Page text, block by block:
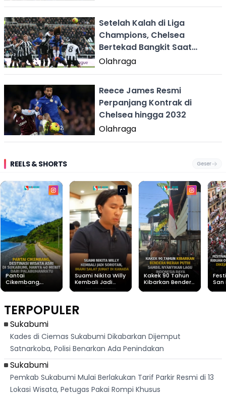
Setelah Kalah di Liga
Champions, Chelsea
Bertekad Bangkit Saat
Menjamu Newcastle United
Olahraga
Reece James Resmi
Perpanjang Kontrak di
Chelsea hingga 2032
Olahraga
REELS & SHORTS Geser
Pantai
Cikembang,
Dari
Palabuhanratu
Suami Nikita Willy
Kembali Jadi
Kakek 90 Tahun
Kibarkan Bendera
San
TERPOPULER
Sukabumi
Kades di Ciemas Sukabumi Dikabarkan Dijemput
Satnarkoba, Polisi Benarkan Ada Penindakan
Sukabumi
Pemkab Sukabumi Mulai Berlakukan Tarif Parkir Resmi di 13
Lokasi Wisata, Petugas Pakai Rompi Khusus